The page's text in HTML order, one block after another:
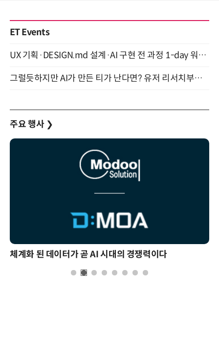
ET Events
UX 기획·DESIGN.md 설계·AI 구현 전 과정 1-day 워크숍 with Claude Code·Codex 9월 15일 개최
그럴듯하지만 AI가 만든 티가 난다면? 유저 리서치부터 배포까지! (9/15)
주요 행사 ❯
체계화 된 데이터가 곧 AI 시대의 경쟁력이다